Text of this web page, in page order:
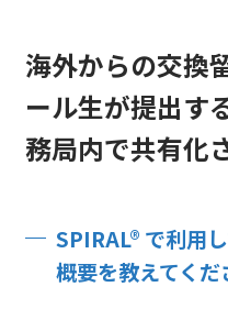
海外からの交換
ール生が提出す
務局内で共有化
SPIRAL® で利用
概要を教えてくだ